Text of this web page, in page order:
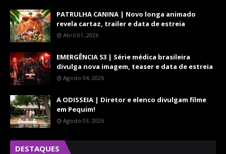
PATRULHA CANINA | Novo longa animado
revela cartaz, trailer e data de estreia
Abril 01, 2026
EMERGÊNCIA 53 | Série médica brasileira
divulga nova imagem, teaser e data de estreia
Agosto 04, 2026
A ODISSEIA | Diretor e elenco divulgam filme
em Pequim!
Agosto 03, 2026
DESTAQUES